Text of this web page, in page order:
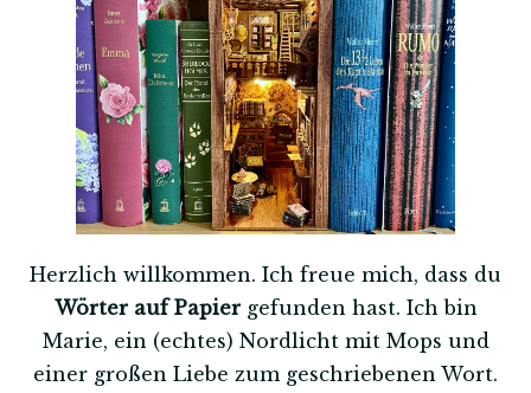
Herzlich willkommen. Ich freue mich, dass du
Wörter auf Papiergefunden hast. Ich bin
Marie, ein (echtes) Nordlicht mit Mops und
einer großen Liebe zum geschriebenen Wort.